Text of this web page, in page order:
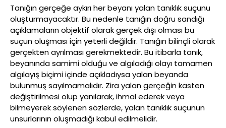
Tanığın gerçeğe aykırı her beyanı yalan tanıklık suçunu
oluşturmayacaktır. Bu nedenle tanığın doğru sandığı
açıklamaların objektif olarak gerçek dışı olması bu
suçun oluşması için yeterli değildir. Tanığın bilinçli olarak
gerçekten ayrılması gerekmektedir. Bu itibarla tanık,
beyanında samimi olduğu ve algıladığı olayı tamamen
algılayış biçimi içinde açıkladıysa yalan beyanda
bulunmuş sayılmamalıdır. Zira yalan gerçeğin kasten
değiştirilmesi olup yanılarak, ihmal ederek veya
bilmeyerek söylenen sözlerde, yalan tanıklık suçunun
unsurlarının oluşmadığı kabul edilmelidir.